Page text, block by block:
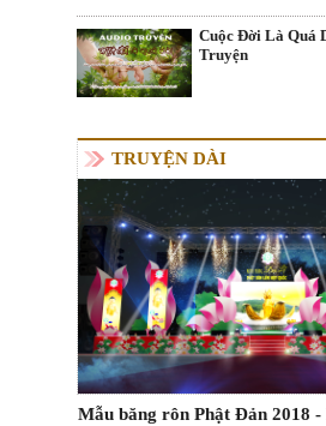
Cuộc Đời Là Quá
Truyện
TRUYỆN DÀI
Mẫu băng rôn Phật Đản 2018 -